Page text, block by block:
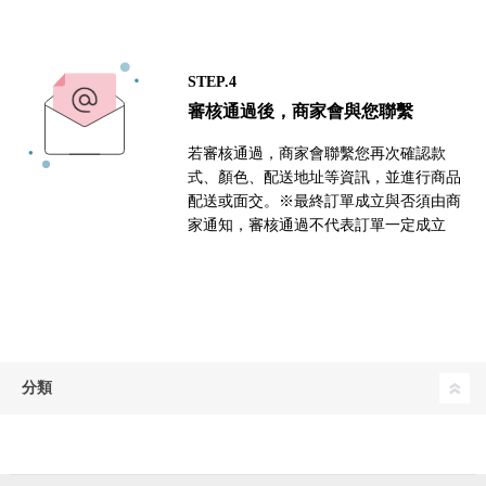
STEP.4
審核通過後，商家會與您聯繫
若審核通過，商家會聯繫您再次確認款
式、顏色、配送地址等資訊，並進行商品
配送或面交。※最終訂單成立與否須由商
家通知，審核通過不代表訂單一定成立
分類